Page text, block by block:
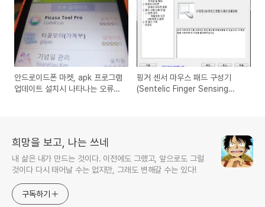
안드로이드폰 마켓, apk 프로그램
업데이트 설치시 나타나는 오류와
핑거 센서 마우스 패드 구성기
(Sentelic Finger Sensing
희망을 보고, 나는 쓰네
내 삶은 내가 만드는 것이다. 이전에도 그랬고, 앞으로도 그럴
것이다 다시 태어날 수는 없지만, 그래도 변해갈 수는 있다!
구독하기